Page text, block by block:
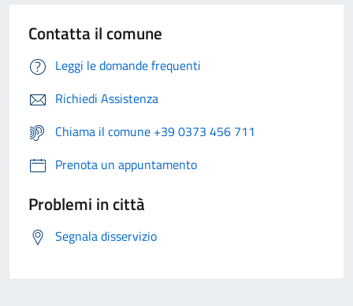
Contatta il comune
Leggi le domande frequenti
Richiedi Assistenza
Chiama il comune +39 0373 456 711
Prenota un appuntamento
Problemi in città
Segnala disservizio